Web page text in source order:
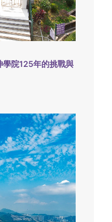
學院125年的挑戰與